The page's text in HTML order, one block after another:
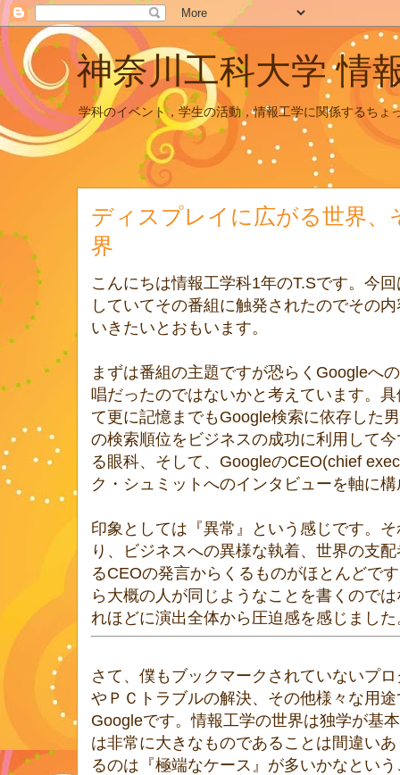
神奈川工科大学 情
学科のイベント，学生の活動，情報工学に関係するちょ
ディスプレイに広がる世界、
界
こんにちは情報工学科1年のT.Sです。今
していてその番組に触発されたのでその
いきたいとおもいます。
まずは番組の主題ですが恐らくGoogleへ
唱だったのではないかと考えています。
て更に記憶までもGoogle検索に依存した
の検索順位をビジネスの成功に利用して
る眼科、そして、GoogleのCEO(chief
ク・シュミットへのインタビューを軸に
印象としては『異常』という感じです。
り、ビジネスへの異様な執着、世界の支
るCEOの発言からくるものがほとんどで
ら大概の人が同じようなことを書くので
れほどに演出全体から圧迫感を感じました
さて、僕もブックマークされていないプ
やＰＣトラブルの解決、その他様々な用
Googleです。情報工学の世界は独学が基
は非常に大きなものであることは間違い
るのは『極端なケース』が多いかなとい